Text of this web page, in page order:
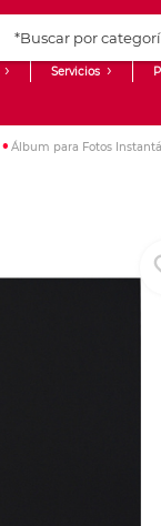
Servicios
Venta
Álbum para Fotos